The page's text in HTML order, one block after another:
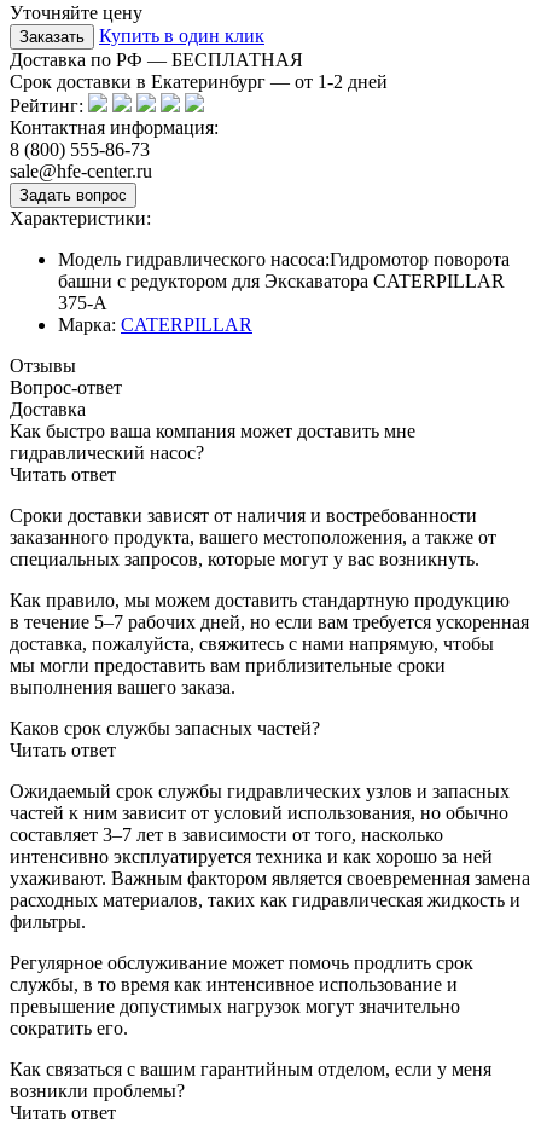
Уточняйте цену
Купить в один клик
Доставка по РФ — БЕСПЛАТНАЯ
Срок доставки в Екатеринбург — от 1-2 дней
Рейтинг:
Контактная информация:
8 (800) 555-86-73
sale@hfe-center.ru
Характеристики:
Модель гидравлического насоса:Гидромотор поворота
башни с редуктором для Экскаватора CATERPILLAR
375-A
Марка: CATERPILLAR
Отзывы
Вопрос-ответ
Доставка
Как быстро ваша компания может доставить мне
гидравлический насос?
Читать ответ
Сроки доставки зависят от наличия и востребованности
заказанного продукта, вашего местоположения, а также от
специальных запросов, которые могут у вас возникнуть.
Как правило, мы можем доставить стандартную продукцию
в течение 5–7 рабочих дней, но если вам требуется ускоренная
доставка, пожалуйста, свяжитесь с нами напрямую, чтобы
мы могли предоставить вам приблизительные сроки
выполнения вашего заказа.
Каков срок службы запасных частей?
Читать ответ
Ожидаемый срок службы гидравлических узлов и запасных
частей к ним зависит от условий использования, но обычно
составляет 3–7 лет в зависимости от того, насколько
интенсивно эксплуатируется техника и как хорошо за ней
ухаживают. Важным фактором является своевременная замена
расходных материалов, таких как гидравлическая жидкость и
фильтры.
Регулярное обслуживание может помочь продлить срок
службы, в то время как интенсивное использование и
превышение допустимых нагрузок могут значительно
сократить его.
Как связаться с вашим гарантийным отделом, если у меня
возникли проблемы?
Читать ответ